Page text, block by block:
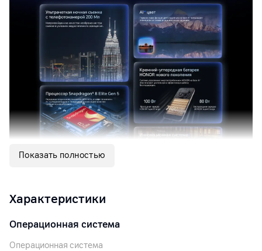
Показать полностью
Характеристики
Операционная система
Операционная система